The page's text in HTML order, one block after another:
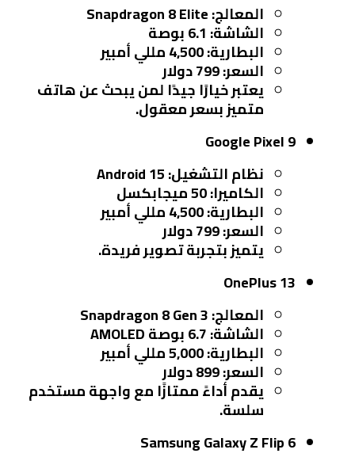
المعالج: Snapdragon 8 Elite
الشاشة: 6.1 بوصة
البطارية: 4,500 مللي أمبير
السعر: 799 دولار
يعتبر خيارًا جيدًا لمن يبحث عن هاتف
متميز بسعر معقول.
Google Pixel 9
نظام التشغيل: Android 15
الكاميرا: 50 ميجابكسل
البطارية: 4,500 مللي أمبير
السعر: 799 دولار
يتميز بتجربة تصوير فريدة.
OnePlus 13
المعالج: Snapdragon 8 Gen 3
الشاشة: 6.7 بوصة AMOLED
البطارية: 5,000 مللي أمبير
السعر: 899 دولار
يقدم أداءً ممتازًا مع واجهة مستخدم
سلسة.
Samsung Galaxy Z Flip 6